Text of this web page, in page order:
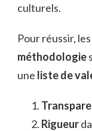
culturels.
Pour réussir,
méthodologie
une liste de
Rigueur